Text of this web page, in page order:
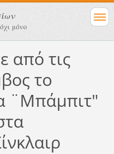
μόνο
από τις
το
¨Μπάμπιτ"